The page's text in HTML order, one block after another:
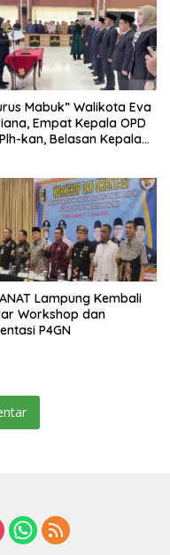
Mabuk” Walikota Eva
Empat Kepala OPD
kan, Belasan Kepala
Lampung Kembali
Workshop dan
P4GN